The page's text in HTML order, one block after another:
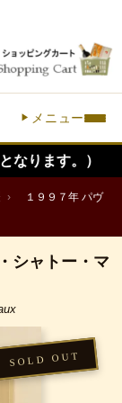
メニュー
）
›
１９９７年 パヴ
シャトー・マ